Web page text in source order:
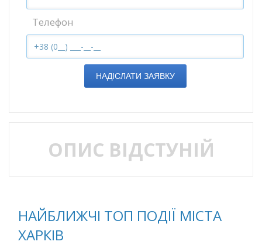
Телефон
НАДІСЛАТИ ЗАЯВКУ
ОПИС ВІДСТУНІЙ
НАЙБЛИЖЧІ ТОП ПОДІЇ МІСТА
ХАРКІВ